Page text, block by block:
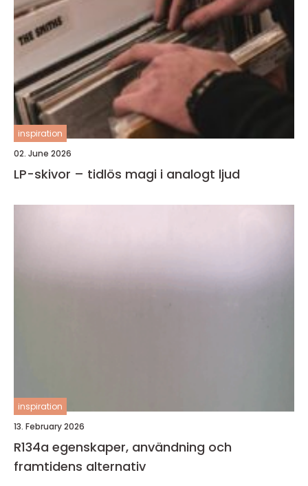
inspiration
02. June 2026
LP-skivor – tidlös magi i analogt ljud
inspiration
13. February 2026
R134a egenskaper, användning och
framtidens alternativ